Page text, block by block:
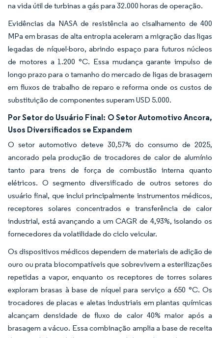
na vida útil de turbinas a gás para 32.000 horas de operação.
Evidências da NASA de resistência ao cisalhamento de 400
MPa em brasas de alta entropia aceleram a migração das ligas
legadas de níquel-boro, abrindo espaço para futuros núcleos
de motores a 1.200 °C. Essa mudança garante impulso de
longo prazo para o tamanho do mercado de ligas de brasagem
em fluxos de trabalho de reparo e reforma onde os custos de
substituição de componentes superam USD 5.000.
Por Setor do Usuário Final: O Setor Automotivo Ancora,
Usos Diversificados se Expandem
O setor automotivo deteve 30,57% do consumo de 2025,
ancorado pela produção de trocadores de calor de alumínio
tanto para trens de força de combustão interna quanto
elétricos. O segmento diversificado de outros setores do
usuário final, que inclui principalmente instrumentos médicos,
receptores solares concentrados e transferência de calor
industrial, está avançando a um CAGR de 4,93%, isolando os
fornecedores da volatilidade do ciclo veicular.
Os dispositivos médicos dependem de materiais de adição de
ouro ou prata biocompatíveis que sobrevivem a esterilizações
repetidas a vapor, enquanto os receptores de torres solares
exploram brasas à base de níquel para serviço a 650 °C. Os
trocadores de placas e aletas industriais em plantas químicas
alcançam densidade de fluxo de calor 40% maior após a
brasagem a vácuo. Essa combinação amplia a base de receita